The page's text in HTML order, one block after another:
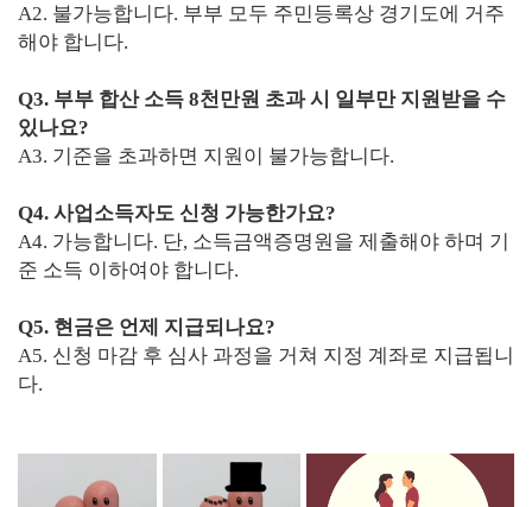
A2. 불가능합니다. 부부 모두 주민등록상 경기도에 거주
해야 합니다.
Q3. 부부 합산 소득 8천만원 초과 시 일부만 지원받을 수
있나요?
A3. 기준을 초과하면 지원이 불가능합니다.
Q4. 사업소득자도 신청 가능한가요?
A4. 가능합니다. 단, 소득금액증명원을 제출해야 하며 기
준 소득 이하여야 합니다.
Q5. 현금은 언제 지급되나요?
A5. 신청 마감 후 심사 과정을 거쳐 지정 계좌로 지급됩니
다.